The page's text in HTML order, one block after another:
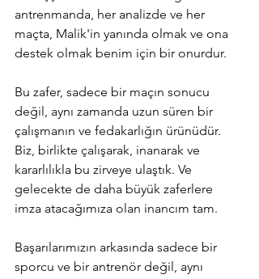
antrenmanda, her analizde ve her
maçta, Malik'in yanında olmak ve ona
destek olmak benim için bir onurdur.
Bu zafer, sadece bir maçın sonucu
değil, aynı zamanda uzun süren bir
çalışmanın ve fedakarlığın ürünüdür.
Biz, birlikte çalışarak, inanarak ve
kararlılıkla bu zirveye ulaştık. Ve
gelecekte de daha büyük zaferlere
imza atacağımıza olan inancım tam.
Başarılarımızın arkasında sadece bir
sporcu ve bir antrenör değil, aynı